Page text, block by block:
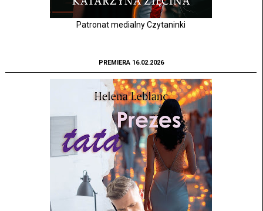
Patronat medialny Czytaninki
PREMIERA 16.02.2026